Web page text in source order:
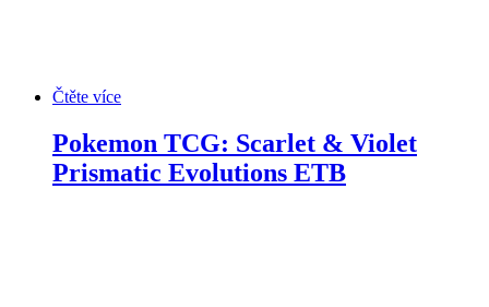
Čtěte více
Pokemon TCG: Scarlet & Violet
Prismatic Evolutions ETB